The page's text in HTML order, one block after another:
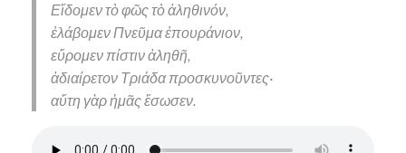
Εἴδομεν τὸ φῶς τὸ ἀληθινόν,
ἐλάβομεν Πνεῦμα ἐπουράνιον,
εὕρομεν πίστιν ἀληθῆ,
ἀδιαίρετον Τριάδα προσκυνοῦντες·
αὕτη γὰρ ἡμᾶς ἔσωσεν.